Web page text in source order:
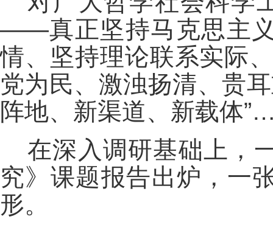
——真正坚持马克思主
情、坚持理论联系实际
党为民、激浊扬清、贵
阵地、新渠道、新载体
在深入调研基础上，
究》课题报告出炉，一
形。